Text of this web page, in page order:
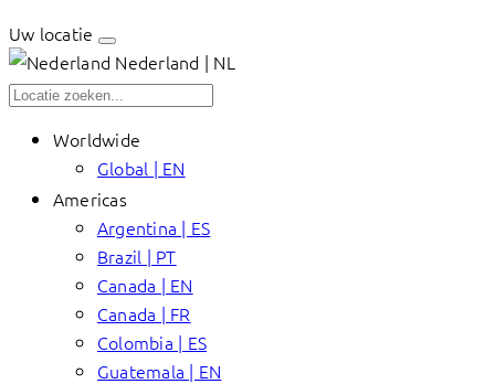
Uw locatie
Nederland | NL
Worldwide
Global | EN
Americas
Argentina | ES
Brazil | PT
Canada | EN
Canada | FR
Colombia | ES
Guatemala | EN